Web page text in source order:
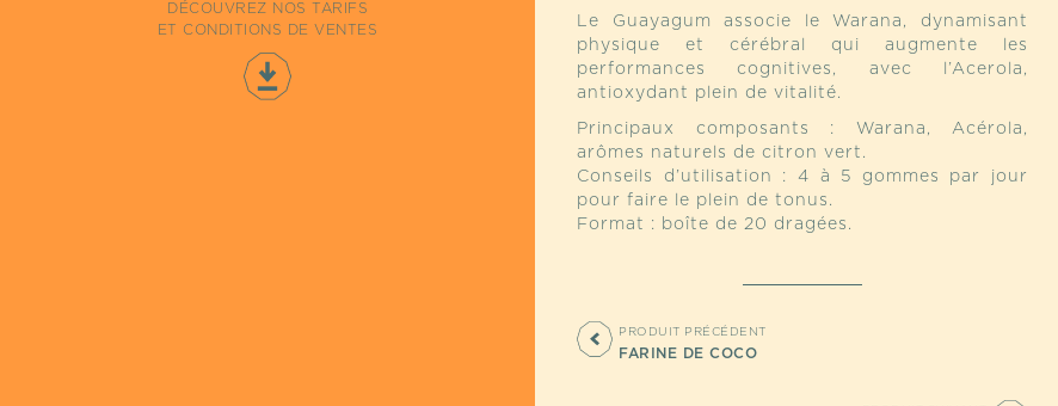
DÉCOUVREZ NOS TARIFS
ET CONDITIONS DE VENTES
Le Guayagum associe le Warana, dynamisant
physique et cérébral qui augmente les
performances cognitives, avec l’Acerola,
antioxydant plein de vitalité.
Principaux composants : Warana, Acérola,
arômes naturels de citron vert.
Conseils d’utilisation : 4 à 5 gommes par jour
pour faire le plein de tonus.
Format : boîte de 20 dragées.
PRODUIT PRÉCÉDENT
FARINE DE COCO